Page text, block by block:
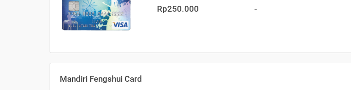
Rp250.000 -
Mandiri Fengshui Card